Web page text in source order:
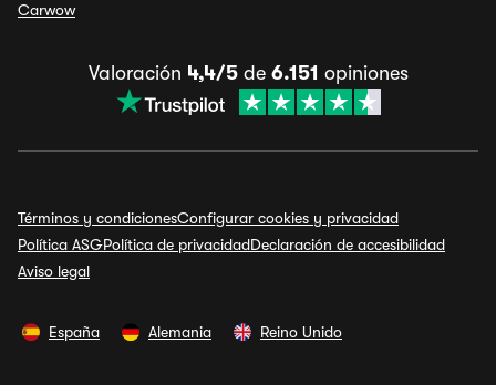
Carwow
Valoración 4,4/5de 6.151 opiniones
Términos y condicionesConfigurar cookies y privacidad
Política ASGPolítica de privacidadDeclaración de accesibilidad
Aviso legal
España Alemania Reino Unido